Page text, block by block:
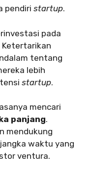
pendiri startup.
pada
Ketertarikan
tentang
lebih
startup.
mencari
panjang.
mendukung
waktu yang
ventura.